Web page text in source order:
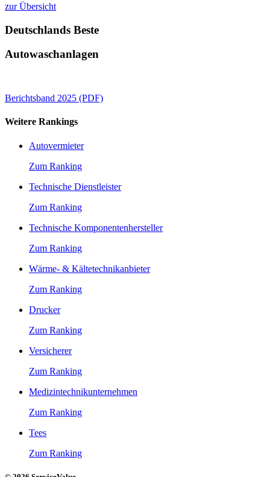
zur Übersicht
Deutschlands Beste
Autowaschanlagen
Berichtsband 2025 (PDF)
Weitere Rankings
Autovermieter
Zum Ranking
Technische Dienstleister
Zum Ranking
Technische Komponentenhersteller
Zum Ranking
Wärme- & Kältetechnikanbieter
Zum Ranking
Drucker
Zum Ranking
Versicherer
Zum Ranking
Medizintechnikunternehmen
Zum Ranking
Tees
Zum Ranking